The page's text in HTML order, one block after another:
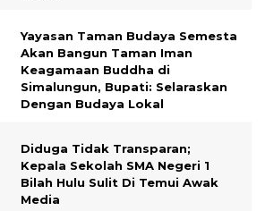
Yayasan Taman Budaya Semesta
Akan Bangun Taman Iman
Keagamaan Buddha di
Simalungun, Bupati: Selaraskan
Dengan Budaya Lokal
Diduga Tidak Transparan;
Kepala Sekolah SMA Negeri 1
Bilah Hulu Sulit Di Temui Awak
Media